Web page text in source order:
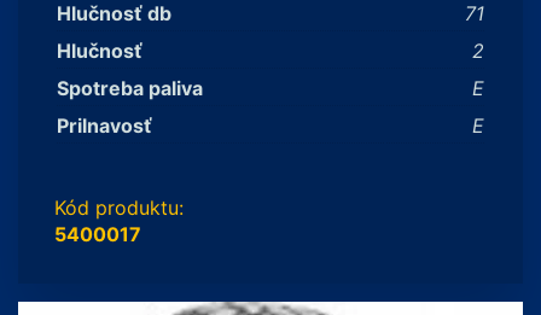
Hlučnosť db
71
Hlučnosť
2
Spotreba paliva
E
Prilnavosť
E
Kód produktu:
5400017